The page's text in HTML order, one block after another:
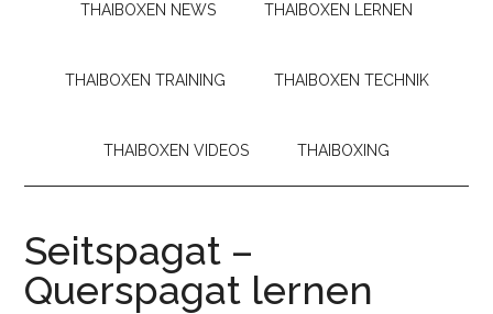
THAIBOXEN NEWS THAIBOXEN LERNEN
THAIBOXEN TRAINING THAIBOXEN TECHNIK
THAIBOXEN VIDEOS THAIBOXING
Seitspagat –
Querspagat lernen